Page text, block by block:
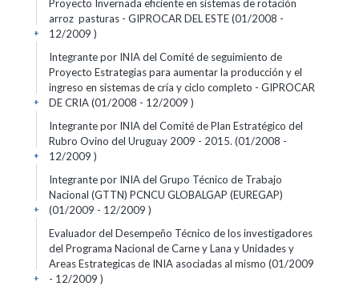
Proyecto Invernada eficiente en sistemas de rotación
arroz  pasturas - GIPROCAR DEL ESTE (01/2008 -
12/2009 )
+
Integrante por INIA del Comité de seguimiento de
Proyecto Estrategias para aumentar la producción y el
ingreso en sistemas de cría y ciclo completo - GIPROCAR
DE CRIA (01/2008 - 12/2009 )
+
Integrante por INIA del Comité de Plan Estratégico del
Rubro Ovino del Uruguay 2009 - 2015. (01/2008 -
12/2009 )
+
Integrante por INIA del Grupo Técnico de Trabajo
Nacional (GTTN) PCNCU GLOBALGAP (EUREGAP)
(01/2009 - 12/2009 )
+
Evaluador del Desempeño Técnico de los investigadores
del Programa Nacional de Carne y Lana y Unidades y
Areas Estrategicas de INIA asociadas al mismo (01/2009
- 12/2009 )
+